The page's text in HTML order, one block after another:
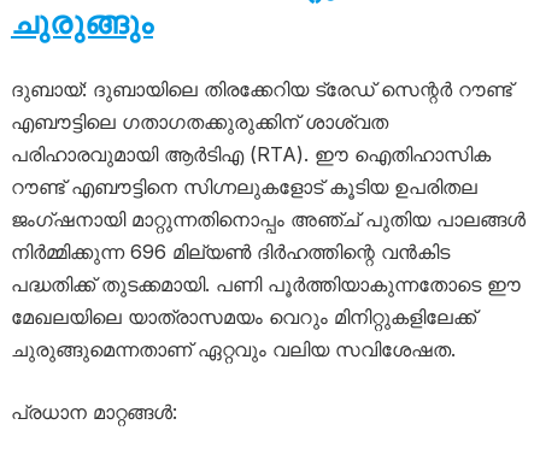
ചുരുങ്ങും
ദുബായ്: ദുബായിലെ തിരക്കേറിയ ട്രേഡ് സെന്റർ റൗണ്ട്
എബൗട്ടിലെ ഗതാഗതക്കുരുക്കിന് ശാശ്വത
പരിഹാരവുമായി ആർടിഎ (RTA). ഈ ഐതിഹാസിക
റൗണ്ട് എബൗട്ടിനെ സിഗ്നലുകളോട് കൂടിയ ഉപരിതല
ജംഗ്ഷനായി മാറ്റുന്നതിനൊപ്പം അഞ്ച് പുതിയ പാലങ്ങൾ
നിർമ്മിക്കുന്ന 696 മില്യൺ ദിർഹത്തിന്റെ വൻകിട
പദ്ധതിക്ക് തുടക്കമായി. പണി പൂർത്തിയാകുന്നതോടെ ഈ
മേഖലയിലെ യാത്രാസമയം വെറും മിനിറ്റുകളിലേക്ക്
ചുരുങ്ങുമെന്നതാണ് ഏറ്റവും വലിയ സവിശേഷത.
പ്രധാന മാറ്റങ്ങൾ: